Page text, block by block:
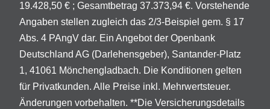
19.428,50 € ; Gesamtbetrag 37.373,94 €. Vorstehende
Angaben stellen zugleich das 2/3-Beispiel gem. § 17
Abs. 4 PAngV dar. Ein Angebot der Openbank
Deutschland AG (Darlehensgeber), Santander-Platz
1, 41061 Mönchengladbach. Die Konditionen gelten
für Privatkunden. Alle Preise inkl. Mehrwertsteuer.
Änderungen vorbehalten. **Die Versicherungsdetails